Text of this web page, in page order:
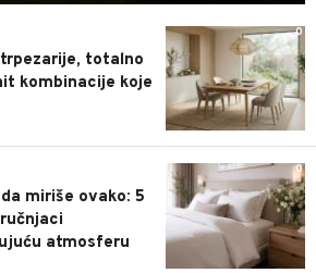
0
totalno
kombinacije koje
0
miriše ovako: 5
atmosferu